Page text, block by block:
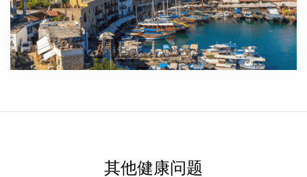
其他健康问题